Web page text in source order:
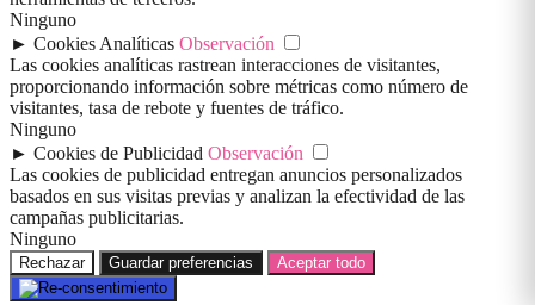
Ninguno
► Cookies Analíticas Observación
Las cookies analíticas rastrean interacciones de visitantes,
proporcionando información sobre métricas como número de
visitantes, tasa de rebote y fuentes de tráfico.
Ninguno
► Cookies de Publicidad Observación
Las cookies de publicidad entregan anuncios personalizados
basados en sus visitas previas y analizan la efectividad de las
campañas publicitarias.
Ninguno
Rechazar Guardar preferencias Aceptar todo